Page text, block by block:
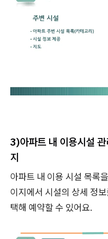
3)아파트 내 이용시설
지
아파트 내 이용 시설 목록
이지에서 시설의 상세 정
택해 예약할 수 있어요.